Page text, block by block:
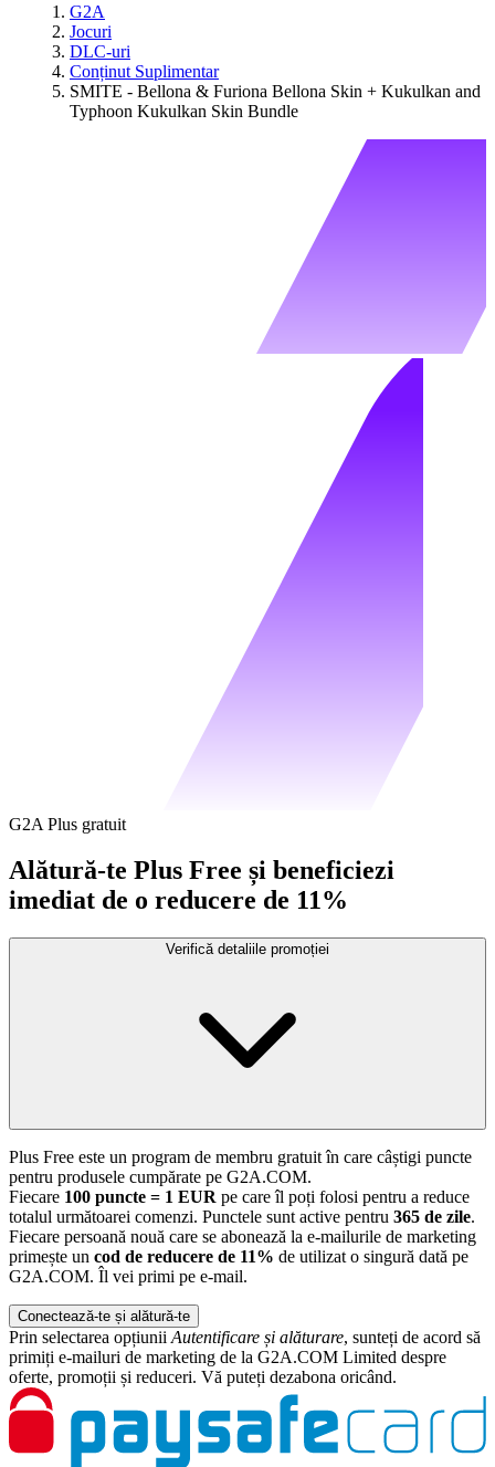
G2A
Jocuri
DLC-uri
Conținut Suplimentar
SMITE - Bellona & Furiona Bellona Skin + Kukulkan and
Typhoon Kukulkan Skin Bundle
G2A Plus gratuit
Alătură-te Plus Free și beneficiezi
imediat de o reducere de 11%
Verifică detaliile promoției
Plus Free este un program de membru gratuit în care câștigi puncte
pentru produsele cumpărate pe G2A.COM.
Fiecare 100 puncte = 1 EUR pe care îl poți folosi pentru a reduce
totalul următoarei comenzi. Punctele sunt active pentru 365 de zile.
Fiecare persoană nouă care se abonează la e-mailurile de marketing
primește un cod de reducere de 11% de utilizat o singură dată pe
G2A.COM. Îl vei primi pe e-mail.
Conectează-te și alătură-te
Prin selectarea opțiunii Autentificare și alăturare, sunteți de acord să
primiți e-mailuri de marketing de la G2A.COM Limited despre
oferte, promoții și reduceri. Vă puteți dezabona oricând.